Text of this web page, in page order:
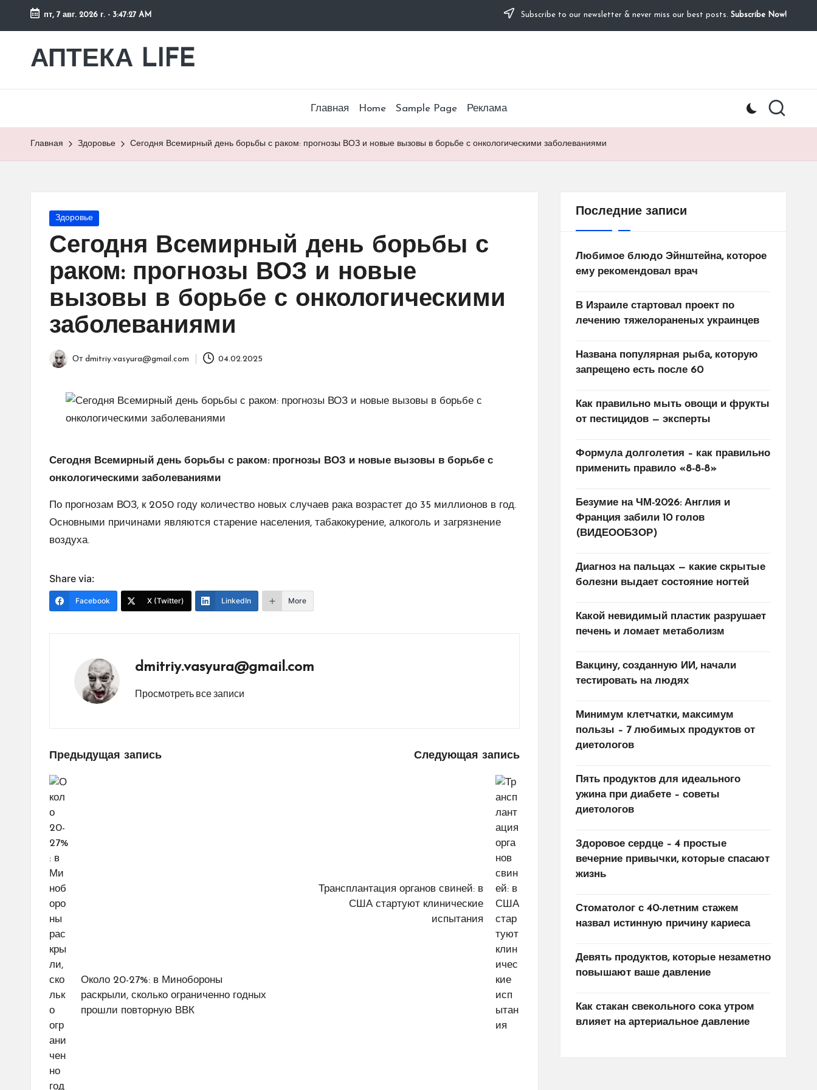
Перейти
содержимому
пт, 7 авг. 2026 г. - 3:47:27 AM Subscribe to our newsletter & never miss our best posts. Subscribe Now!
АПТЕКА LIFE
сайт
Главная Home Sample Page Реклама
Главная Здоровье Сегодня Всемирный день борьбы с раком: прогнозы ВОЗ и новые вызовы в борьбе с онкологическими заболеваниями
Опубликовано
Здоровье
Сегодня Всемирный день борьбы с
раком: прогнозы ВОЗ и новые
вызовы в борьбе с онкологическими
заболеваниями
Запись
От dmitriy.vasyura@gmail.com 04.02.2025
Сегодня Всемирный день борьбы с раком: прогнозы ВОЗ и новые вызовы в борьбе с
онкологическими заболеваниями
По прогнозам ВОЗ, к 2050 году количество новых случаев рака возрастет до 35 миллионов в год.
Основными причинами являются старение населения, табакокурение, алкоголь и загрязнение
воздуха.
Share via:
Facebook X (Twitter) LinkedIn More
dmitriy.vasyura@gmail.com
Просмотреть все записи
Навигация
по
записям
Предыдущая запись
Около 20-27%: в Минобороны
раскрыли, сколько ограниченно годных
прошли повторную ВВК
Следующая запись
Трансплантация органов свиней: в
США стартуют клинические
испытания
Последние записи
Любимое блюдо Эйнштейна, которое
ему рекомендовал врач
В Израиле стартовал проект по
лечению тяжелораненых украинцев
Названа популярная рыба, которую
запрещено есть после 60
Как правильно мыть овощи и фрукты
от пестицидов — эксперты
Формула долголетия – как правильно
применить правило «8-8-8»
Безумие на ЧМ-2026: Англия и
Франция забили 10 голов
(ВИДЕООБЗОР)
Диагноз на пальцах — какие скрытые
болезни выдает состояние ногтей
Какой невидимый пластик разрушает
печень и ломает метаболизм
Вакцину, созданную ИИ, начали
тестировать на людях
Минимум клетчатки, максимум
пользы – 7 любимых продуктов от
диетологов
Пять продуктов для идеального
ужина при диабете – советы
диетологов
Здоровое сердце – 4 простые
вечерние привычки, которые спасают
жизнь
Стоматолог с 40-летним стажем
назвал истинную причину кариеса
Девять продуктов, которые незаметно
повышают ваше давление
Как стакан свекольного сока утром
влияет на артериальное давление